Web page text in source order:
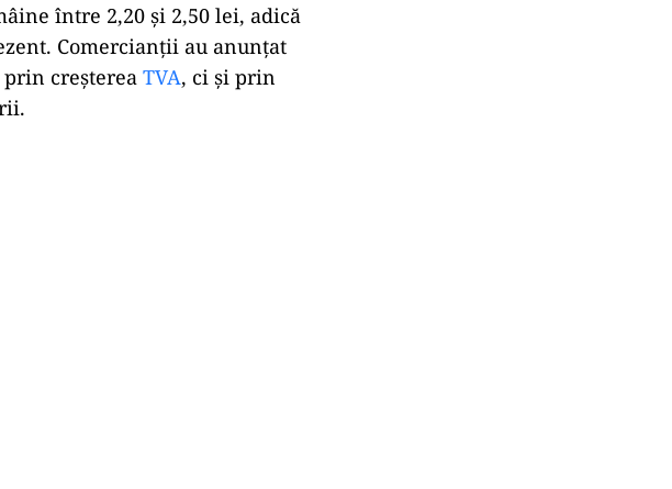
între 2,20 și 2,50 lei, adică
Comercianții au anunțat
creșterea TVA, ci și prin